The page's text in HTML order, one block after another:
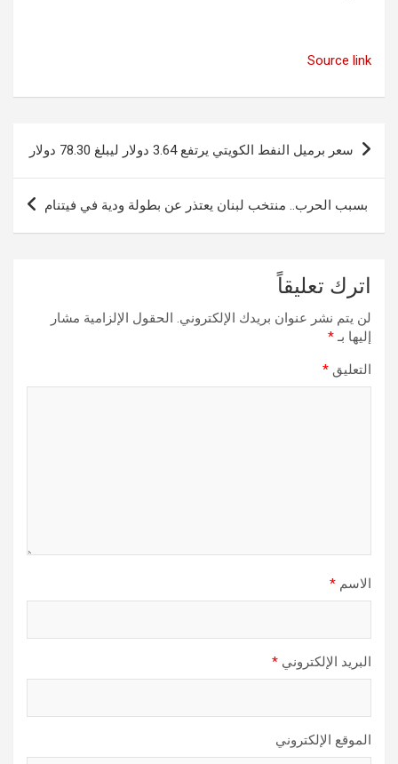
Source link
تصفّح
المقالات
سعر برميل النفط الكويتي يرتفع 3.64 دولار ليبلغ 78.30 دولار
بسبب الحرب.. منتخب لبنان يعتذر عن بطولة ودية في فيتنام
اترك تعليقاً
لن يتم نشر عنوان بريدك الإلكتروني. الحقول الإلزامية مشار
إليها بـ*
التعليق *
الاسم *
البريد الإلكتروني *
الموقع الإلكتروني